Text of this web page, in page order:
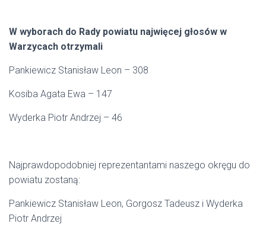
W wyborach do Rady powiatu najwięcej głosów w
Warzycach otrzymali
Pankiewicz Stanisław Leon – 308
Kosiba Agata Ewa – 147
Wyderka Piotr Andrzej – 46
Najprawdopodobniej reprezentantami naszego okręgu do
powiatu zostaną:
Pankiewicz Stanisław Leon, Gorgosz Tadeusz i Wyderka
Piotr Andrzej